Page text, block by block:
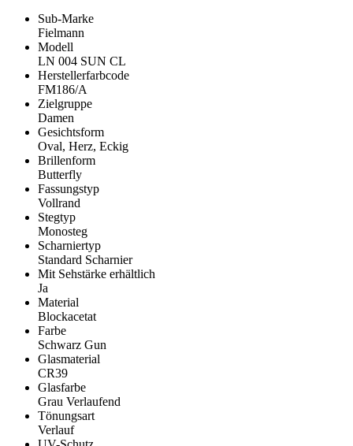
Sub-Marke
Fielmann
Modell
LN 004 SUN CL
Herstellerfarbcode
FM186/A
Zielgruppe
Damen
Gesichtsform
Oval, Herz, Eckig
Brillenform
Butterfly
Fassungstyp
Vollrand
Stegtyp
Monosteg
Scharniertyp
Standard Scharnier
Mit Sehstärke erhältlich
Ja
Material
Blockacetat
Farbe
Schwarz Gun
Glasmaterial
CR39
Glasfarbe
Grau Verlaufend
Tönungsart
Verlauf